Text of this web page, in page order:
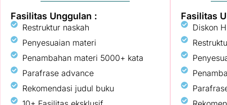
Fasilitas Unggulan :
Restruktur naskah
Penyesuaian materi
Penambahan materi 5000+ kata
Parafrase advance
Rekomendasi judul buku
Fasilitas
Diskon